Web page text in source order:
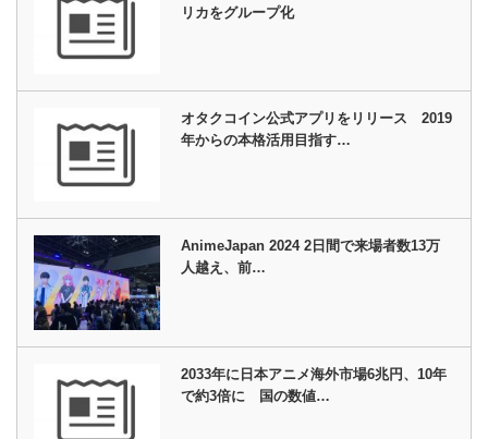
リカをグループ化
オタクコイン公式アプリをリリース 2019
年からの本格活用目指す…
AnimeJapan 2024 2日間で来場者数13万
人越え、前…
2033年に日本アニメ海外市場6兆円、10年
で約3倍に 国の数値…